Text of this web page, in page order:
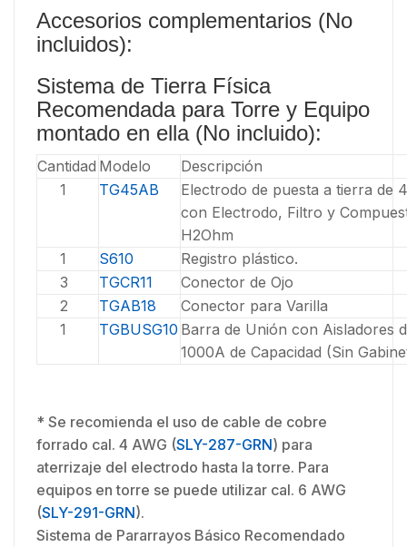
Accesorios complementarios (No
incluidos):
Sistema de Tierra Física
Recomendada para Torre y Equipo
montado en ella (No incluido):
Cantidad Modelo
Descripción
1
TG45AB
Electrodo de puesta a tierra de
con Electrodo, Filtro y
H2Ohm
1
S610
Registro plástico.
3
TGCR11
Conector de Ojo
2
TGAB18
Conector para Varilla
1
TGBUSG10 Barra de Unión con Aisladores
1000A de Capacidad (Sin
* Se recomienda el uso de cable de cobre
forrado cal. 4 AWG (SLY-287-GRN) para
aterrizaje del electrodo hasta la torre. Para
equipos en torre se puede utilizar cal. 6 AWG
(SLY-291-GRN).
Sistema de Pararrayos Básico Recomendado